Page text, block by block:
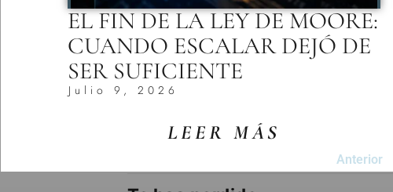
EL FIN DE LA LEY DE MOORE:
CUANDO ESCALAR DEJÓ DE
SER SUFICIENTE
Julio 9, 2026
LEER MÁS
Anterior